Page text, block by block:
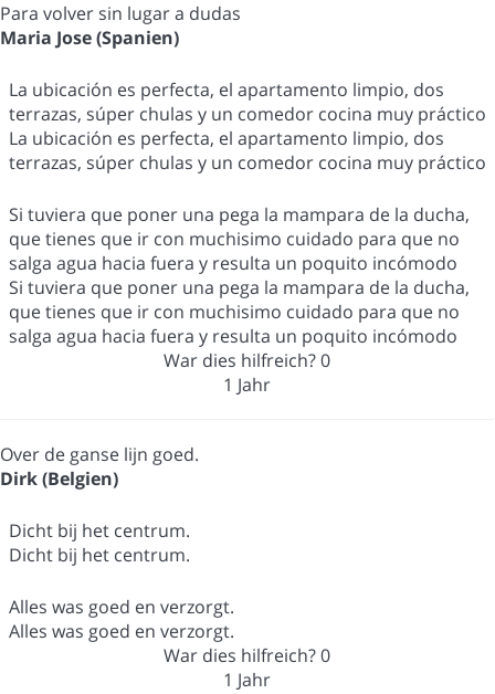
Para volver sin lugar a dudas
Maria Jose (Spanien)
La ubicación es perfecta, el apartamento limpio, dos
terrazas, súper chulas y un comedor cocina muy práctico
La ubicación es perfecta, el apartamento limpio, dos
terrazas, súper chulas y un comedor cocina muy práctico
Si tuviera que poner una pega la mampara de la ducha,
que tienes que ir con muchisimo cuidado para que no
salga agua hacia fuera y resulta un poquito incómodo
Si tuviera que poner una pega la mampara de la ducha,
que tienes que ir con muchisimo cuidado para que no
salga agua hacia fuera y resulta un poquito incómodo
War dies hilfreich?0
1 Jahr
Over de ganse lijn goed.
Dirk (Belgien)
Dicht bij het centrum.
Dicht bij het centrum.
Alles was goed en verzorgt.
Alles was goed en verzorgt.
War dies hilfreich?0
1 Jahr